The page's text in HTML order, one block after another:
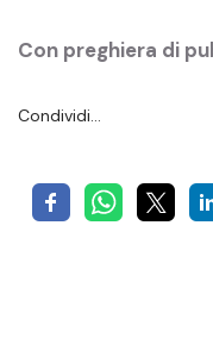
Con preghiera di
Condividi…